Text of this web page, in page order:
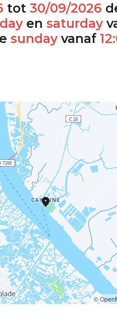
tot 30/09/2026
en saturday
sundayvanaf
©